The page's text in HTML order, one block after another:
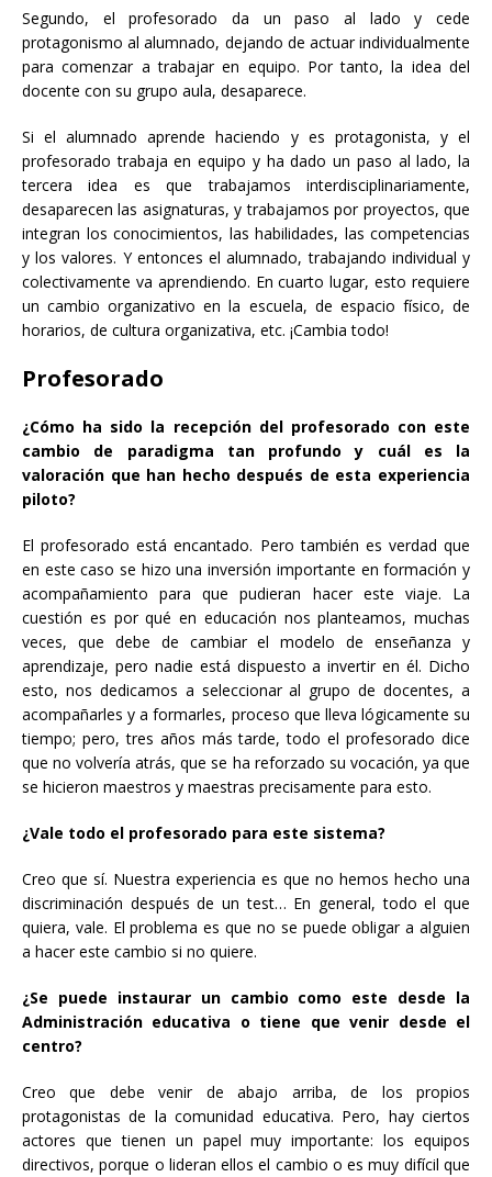
Segundo, el profesorado da un paso al lado y cede
protagonismo al alumnado, dejando de actuar individualmente
para comenzar a trabajar en equipo. Por tanto, la idea del
docente con su grupo aula, desaparece.
Si el alumnado aprende haciendo y es protagonista, y el
profesorado trabaja en equipo y ha dado un paso al lado, la
tercera idea es que trabajamos interdisciplinariamente,
desaparecen las asignaturas, y trabajamos por proyectos, que
integran los conocimientos, las habilidades, las competencias
y los valores. Y entonces el alumnado, trabajando individual y
colectivamente va aprendiendo. En cuarto lugar, esto requiere
un cambio organizativo en la escuela, de espacio físico, de
horarios, de cultura organizativa, etc. ¡Cambia todo!
Profesorado
¿Cómo ha sido la recepción del profesorado con este
cambio de paradigma tan profundo y cuál es la
valoración que han hecho después de esta experiencia
piloto?
El profesorado está encantado. Pero también es verdad que
en este caso se hizo una inversión importante en formación y
acompañamiento para que pudieran hacer este viaje. La
cuestión es por qué en educación nos planteamos, muchas
veces, que debe de cambiar el modelo de enseñanza y
aprendizaje, pero nadie está dispuesto a invertir en él. Dicho
esto, nos dedicamos a seleccionar al grupo de docentes, a
acompañarles y a formarles, proceso que lleva lógicamente su
tiempo; pero, tres años más tarde, todo el profesorado dice
que no volvería atrás, que se ha reforzado su vocación, ya que
se hicieron maestros y maestras precisamente para esto.
¿Vale todo el profesorado para este sistema?
Creo que sí. Nuestra experiencia es que no hemos hecho una
discriminación después de un test… En general, todo el que
quiera, vale. El problema es que no se puede obligar a alguien
a hacer este cambio si no quiere.
¿Se puede instaurar un cambio como este desde la
Administración educativa o tiene que venir desde el
centro?
Creo que debe venir de abajo arriba, de los propios
protagonistas de la comunidad educativa. Pero, hay ciertos
actores que tienen un papel muy importante: los equipos
directivos, porque o lideran ellos el cambio o es muy difícil que